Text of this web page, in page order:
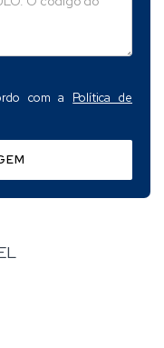
com a Política de